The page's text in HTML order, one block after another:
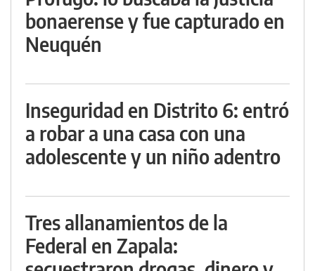
bonaerense y fue capturado en
Neuquén
Inseguridad en Distrito 6: entró
a robar a una casa con una
adolescente y un niño adentro
Tres allanamientos de la
Federal en Zapala: